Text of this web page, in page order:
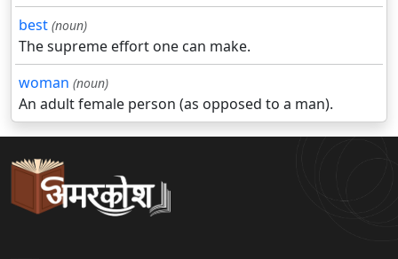
best (noun)
The supreme effort one can make.
woman (noun)
An adult female person (as opposed to a man).